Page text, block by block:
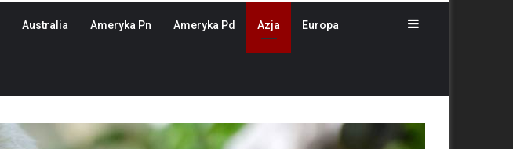
Australia Ameryka Pn Ameryka Pd Azja Europa Sidebar